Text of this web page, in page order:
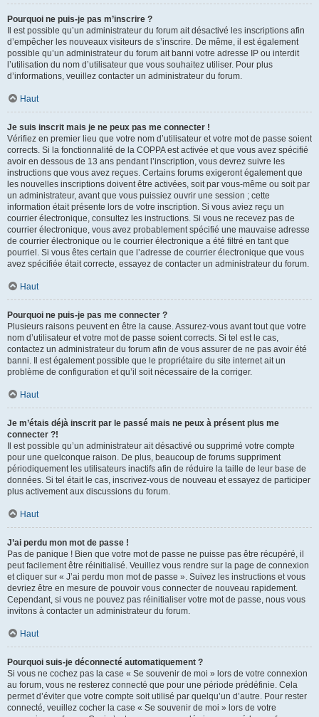
Pourquoi ne puis-je pas m’inscrire ?
Il est possible qu’un administrateur du forum ait désactivé les inscriptions afin
d’empêcher les nouveaux visiteurs de s’inscrire. De même, il est également
possible qu’un administrateur du forum ait banni votre adresse IP ou interdit
l’utilisation du nom d’utilisateur que vous souhaitez utiliser. Pour plus
d’informations, veuillez contacter un administrateur du forum.
Haut
Je suis inscrit mais je ne peux pas me connecter !
Vérifiez en premier lieu que votre nom d’utilisateur et votre mot de passe soient
corrects. Si la fonctionnalité de la COPPA est activée et que vous avez spécifié
avoir en dessous de 13 ans pendant l’inscription, vous devrez suivre les
instructions que vous avez reçues. Certains forums exigeront également que
les nouvelles inscriptions doivent être activées, soit par vous-même ou soit par
un administrateur, avant que vous puissiez ouvrir une session ; cette
information était présente lors de votre inscription. Si vous aviez reçu un
courrier électronique, consultez les instructions. Si vous ne recevez pas de
courrier électronique, vous avez probablement spécifié une mauvaise adresse
de courrier électronique ou le courrier électronique a été filtré en tant que
pourriel. Si vous êtes certain que l’adresse de courrier électronique que vous
avez spécifiée était correcte, essayez de contacter un administrateur du forum.
Haut
Pourquoi ne puis-je pas me connecter ?
Plusieurs raisons peuvent en être la cause. Assurez-vous avant tout que votre
nom d’utilisateur et votre mot de passe soient corrects. Si tel est le cas,
contactez un administrateur du forum afin de vous assurer de ne pas avoir été
banni. Il est également possible que le propriétaire du site internet ait un
problème de configuration et qu’il soit nécessaire de la corriger.
Haut
Je m’étais déjà inscrit par le passé mais ne peux à présent plus me
connecter ?!
Il est possible qu’un administrateur ait désactivé ou supprimé votre compte
pour une quelconque raison. De plus, beaucoup de forums suppriment
périodiquement les utilisateurs inactifs afin de réduire la taille de leur base de
données. Si tel était le cas, inscrivez-vous de nouveau et essayez de participer
plus activement aux discussions du forum.
Haut
J’ai perdu mon mot de passe !
Pas de panique ! Bien que votre mot de passe ne puisse pas être récupéré, il
peut facilement être réinitialisé. Veuillez vous rendre sur la page de connexion
et cliquer sur « J’ai perdu mon mot de passe ». Suivez les instructions et vous
devriez être en mesure de pouvoir vous connecter de nouveau rapidement.
Cependant, si vous ne pouvez pas réinitialiser votre mot de passe, nous vous
invitons à contacter un administrateur du forum.
Haut
Pourquoi suis-je déconnecté automatiquement ?
Si vous ne cochez pas la case « Se souvenir de moi » lors de votre connexion
au forum, vous ne resterez connecté que pour une période prédéfinie. Cela
permet d’éviter que votre compte soit utilisé par quelqu’un d’autre. Pour rester
connecté, veuillez cocher la case « Se souvenir de moi » lors de votre